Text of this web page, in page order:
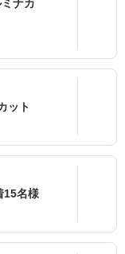
ナカ
ット
15名様